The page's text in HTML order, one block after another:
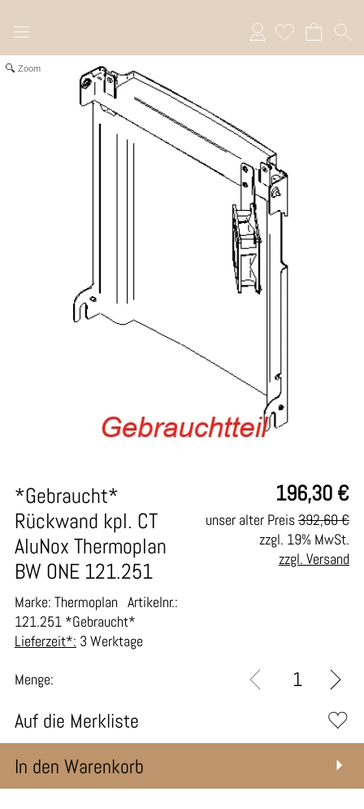
Anmelden
Zoom
196,30 €
*Gebraucht*
Rückwand kpl. CT
AluNox Thermoplan
BW ONE 121.251
Marke: Thermoplan Artikelnr.:
121.251 *Gebraucht*
Lieferzeit*: 3 Werktage
unser alter Preis392,60 €
zzgl. 19% MwSt.
zzgl. Versand
Menge:
Auf die Merkliste
In den Warenkorb